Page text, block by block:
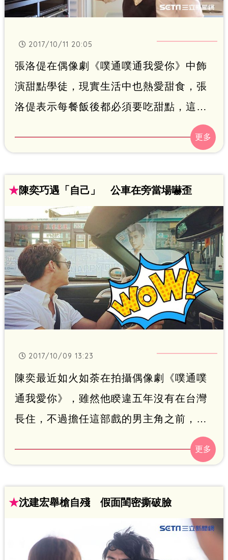
2017/10/11 20:05
張洛偍在偶像劇《噗通噗通我愛你》中飾
演甜點學徒，現實生活中也熱愛甜食，張
洛偍表示每餐飯後都必須要吃甜點，這樣
才算是完整的吃一頓飯，笑稱跟一般男生
★陳奕巧遇「自己」 公車在旁當場嚇歪
2017/10/09 13:23
陳奕最近如火如荼在拍攝偶像劇《噗通噗
通我愛你》，雖然他睽違五年沒有在台灣
長住，不過擔任這部戲的男主角之前，在
大陸早已累積超過兩百萬的粉絲。今年30
歲的陳奕即將於本月16號生日，稍早他在
公車，竟然是自己的大型海報，著實地嚇
一跳，原來是粉絲為了慶祝他生日，而製
作的大型公車海報，驚喜之餘立刻請朋友
★沈建宏舉槍自殘 假面閨密撕破臉